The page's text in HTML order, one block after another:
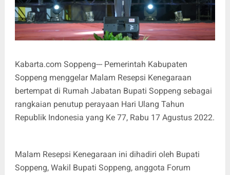
Kabarta.com Soppeng--- Pemerintah Kabupaten
Soppeng menggelar Malam Resepsi Kenegaraan
bertempat di Rumah Jabatan Bupati Soppeng sebagai
rangkaian penutup perayaan Hari Ulang Tahun
Republik Indonesia yang Ke 77, Rabu 17 Agustus 2022.
Malam Resepsi Kenegaraan ini dihadiri oleh Bupati
Soppeng, Wakil Bupati Soppeng, anggota Forum